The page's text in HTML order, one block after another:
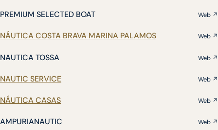
PREMIUM SELECTED BOAT Web ↗
NÁUTICA COSTA BRAVA MARINA PALAMOS Web ↗
NAUTICA TOSSA Web ↗
NAUTIC SERVICE Web ↗
NÁUTICA CASAS Web ↗
AMPURIANAUTIC Web ↗